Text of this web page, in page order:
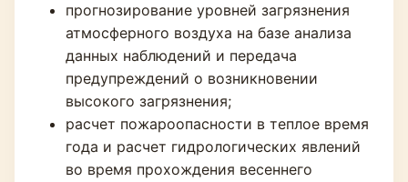
прогнозирование уровней загрязнения
атмосферного воздуха на базе анализа
данных наблюдений и передача
предупреждений о возникновении
высокого загрязнения;
расчет пожароопасности в теплое время
года и расчет гидрологических явлений
во время прохождения весеннего